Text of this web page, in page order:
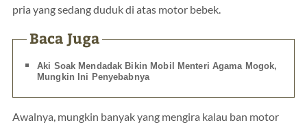
pria yang sedang duduk di atas motor bebek.
Baca Juga
Aki Soak Mendadak Bikin Mobil Menteri Agama Mogok,
Mungkin Ini Penyebabnya
Awalnya, mungkin banyak yang mengira kalau ban motor